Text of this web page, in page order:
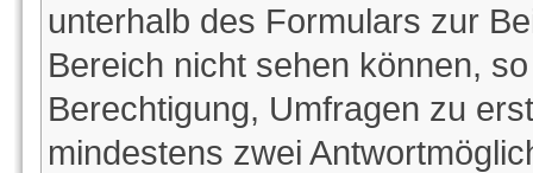
unterhalb des Formulars zur
Bereich nicht sehen können,
Berechtigung, Umfragen zu
mindestens zwei